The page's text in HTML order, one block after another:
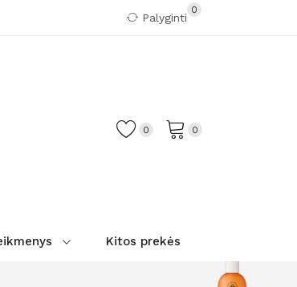
Palyginti
0
0
0
Kitos prekės